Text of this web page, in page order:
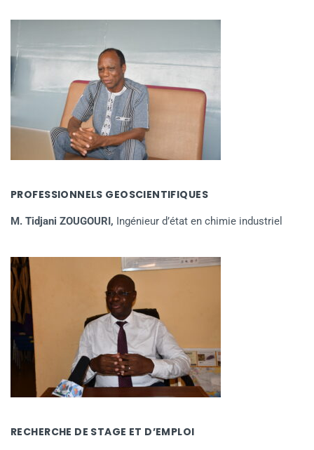
PROFESSIONNELS GEOSCIENTIFIQUES
M. Tidjani ZOUGOURI, Ingénieur d’état en chimie industriel
RECHERCHE DE STAGE ET D’EMPLOI